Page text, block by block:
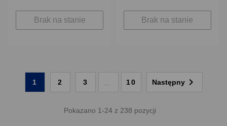
Brak na stanie Brak na stanie
Pokazano 1-24 z 238 pozycji
1 2 3 10 Następny